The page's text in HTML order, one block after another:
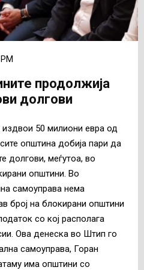
продолжија
долгови
50 милиони евра од
општина добија пари да
долгови, меѓутоа, во
општини. Во
самоуправа нема
број на блокирани општини
со кој располага
Ова денеска во Штип го
самоуправа, Горан
има општини со